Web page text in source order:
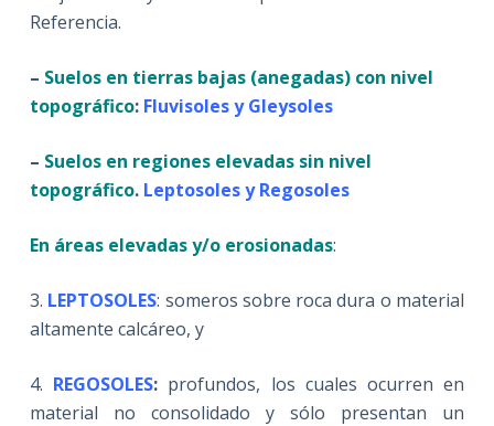
Referencia.
– Suelos en tierras bajas (anegadas) con nivel
topográfico: Fluvisoles y Gleysoles
– Suelos en regiones elevadas sin nivel
topográfico. Leptosoles y Regosoles
En áreas elevadas y/o erosionadas:
3. LEPTOSOLES: someros sobre roca dura o material
altamente calcáreo, y
4. REGOSOLES: profundos, los cuales ocurren en
material no consolidado y sólo presentan un